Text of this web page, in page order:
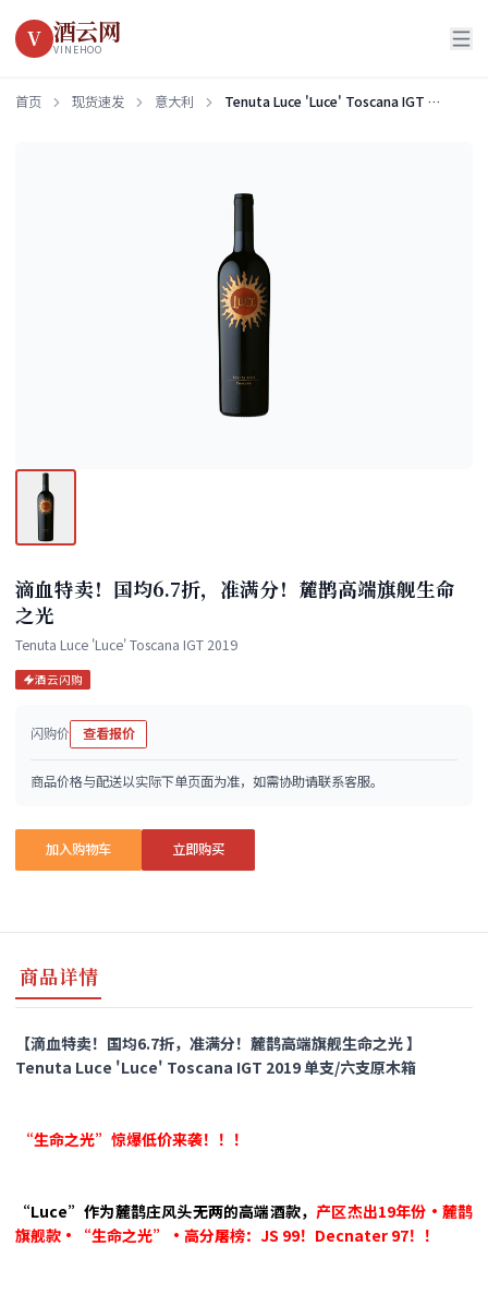
V 酒云网
VINEHOO
首页 现货速发 意大利 Tenuta Luce 'Luce' Toscana IGT 2019
滴血特卖！国均6.7折，准满分！麓鹊高端旗舰生命
之光
Tenuta Luce 'Luce' Toscana IGT 2019
酒云闪购
闪购价 查看报价
商品价格与配送以实际下单页面为准，如需协助请联系客服。
加入购物车 立即购买
商品详情
【滴血特卖！国均6.7折，准满分！麓鹊高端旗舰生命之光 】
Tenuta Luce 'Luce' Toscana IGT 2019 单支/六支原木箱
“生命之光”惊爆低价来袭！！！
“Luce”作为麓鹊庄风头无两的高端酒款， 产区杰出19年份·麓鹊
旗舰款·“生命之光”·高分屠榜：JS 99！Decnater 97！！